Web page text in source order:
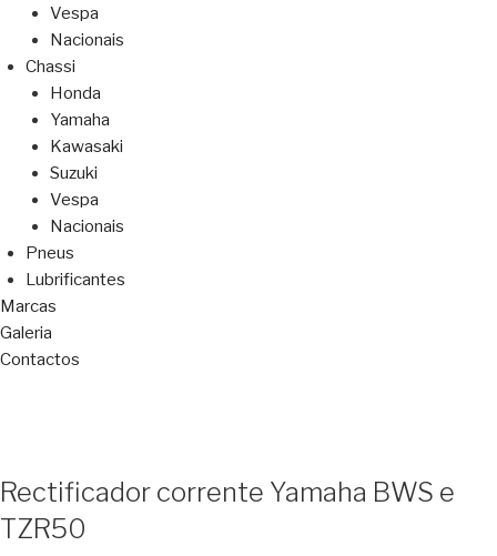
Vespa
Nacionais
Chassi
Honda
Yamaha
Kawasaki
Suzuki
Vespa
Nacionais
Pneus
Lubrificantes
Marcas
Galeria
Contactos
Rectificador corrente Yamaha BWS e
TZR50